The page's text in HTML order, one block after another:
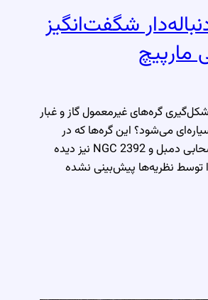
شگفت‌انگیز
مارپیچ
گره‌های غیرمعمول گاز و غبار
می‌شود؟ این گره‌ها که در
سحابی حلقه، سحابی دمبل و NGC 2392 نیز دیده
توسط نظریه‌ها پیش‌بینی نشده